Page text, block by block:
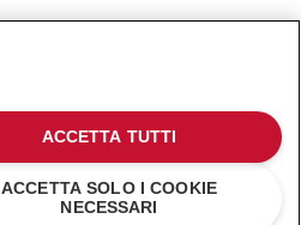
ACCETTA SOLO I COOKIE
NECESSARI
ACCETTA TUTTI